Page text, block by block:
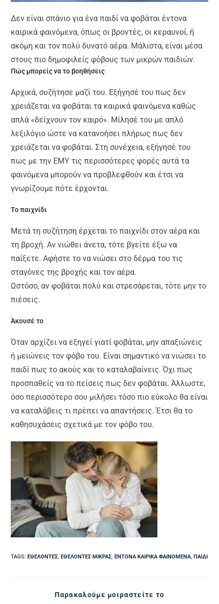
Δεν είναι σπάνιο για ένα παιδί να φοβάται έντονα
καιρικά φαινόμενα, όπως οι βροντές, οι κεραυνοί, ή
ακόμη και τον πολύ δυνατό αέρα. Μάλιστα, είναι μέσα
στους πιο δημοφιλείς φόβους των μικρών παιδιών.
Πώς μπορείς να το βοηθήσεις
Αρχικά, συζήτησε μαζί του. Εξήγησέ του πως δεν
χρειάζεται να φοβάται τα καιρικά φαινόμενα καθώς
απλά «δείχνουν τον καιρό». Μίλησέ του με απλό
λεξιλόγιο ώστε να κατανοήσει πλήρως πως δεν
χρειάζεται να φοβάται. Στη συνέχεια, εξήγησέ του
πως με την ΕΜΥ τις περισσότερες φορές αυτά τα
φαινόμενα μπορούν να προβλεφθούν και έτσι να
γνωρίζουμε πότε έρχονται.
Το παιχνίδι
Μετά τη συζήτηση έρχεται το παιχνίδι στον αέρα και
τη βροχή. Αν νιώθει άνετα, τότε βγείτε έξω να
παίξετε. Αφήστε το να νιώσει στο δέρμα του τις
σταγόνες της βροχής και τον αέρα.
Ωστόσο, αν φοβάται πολύ και στρεσάρεται, τότε μην το
πιέσεις.
Άκουσέ το
Όταν αρχίζει να εξηγεί γιατί φοβάται, μην απαξιώνεις
ή μειώνεις τον φόβο του. Είναι σημαντικό να νιώσει το
παιδί πως το ακούς και το καταλαβαίνεις. Όχι πως
προσπαθείς να το πείσεις πως δεν φοβάται. Άλλωστε,
όσο περισσότερο σου μιλήσει τόσο πιο εύκολο θα είναι
να καταλάβεις τι πρέπει να απαντήσεις. Έτσι θα το
καθησυχάσεις σχετικά με τον φόβο του.
TAGS:ΕΘΕΛΟΝΤΈΣ, ΕΘΕΛΟΝΤΈΣ ΜΊΚΡΑΣ, ΈΝΤΟΝΑ ΚΑΙΡΙΚΆ ΦΑΙΝΌΜΕΝΑ, ΠΑΙΔΊ
Παρακαλούμε μοιραστείτε το